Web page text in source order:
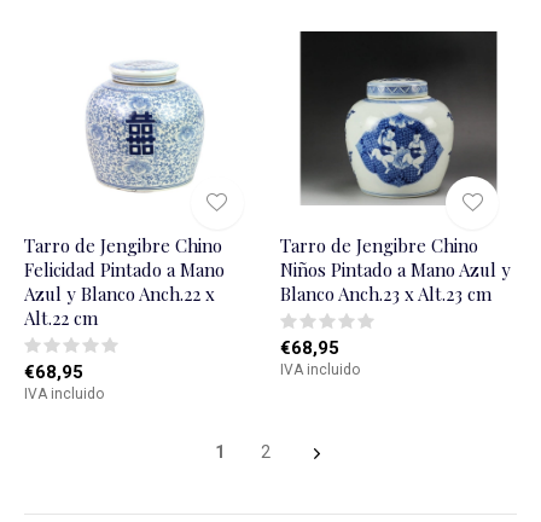
Tarro de Jengibre Chino
Felicidad Pintado a Mano
Azul y Blanco Anch.22 x
Alt.22 cm
€68,95
IVA incluido
Tarro de Jengibre Chino
Niños Pintado a Mano Azul y
Blanco Anch.23 x Alt.23 cm
€68,95
IVA incluido
1 2